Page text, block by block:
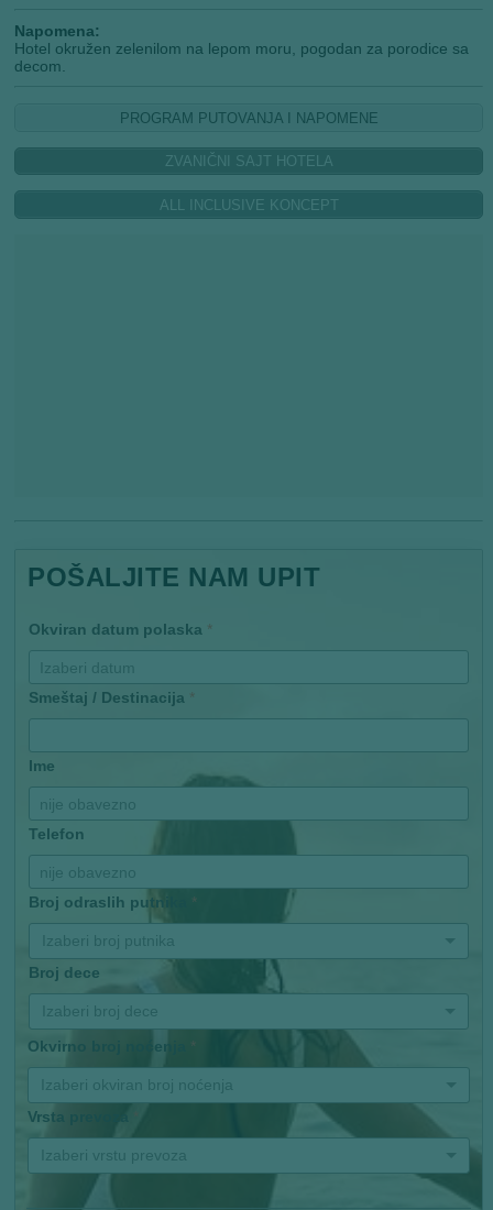
Napomena:
Hotel okružen zelenilom na lepom moru, pogodan za porodice sa
decom.
PROGRAM PUTOVANJA I NAPOMENE
ZVANIČNI SAJT HOTELA
ALL INCLUSIVE KONCEPT
POŠALJITE NAM UPIT
Okviran datum polaska *
Smeštaj / Destinacija *
Ime
Telefon
Broj odraslih putnika *
Izaberi broj putnika
Broj dece
Izaberi broj dece
Okvirno broj noćenja *
Izaberi okviran broj noćenja
Vrsta prevoza
Izaberi vrstu prevoza